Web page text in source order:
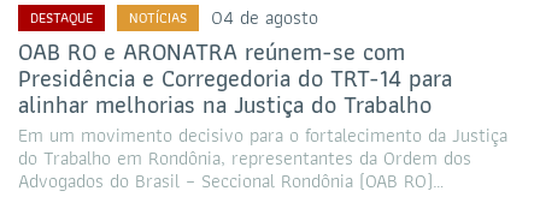
DESTAQUE NOTÍCIAS 04 de agosto
OAB RO e ARONATRA reúnem-se com
Presidência e Corregedoria do TRT-14 para
alinhar melhorias na Justiça do Trabalho
Em um movimento decisivo para o fortalecimento da Justiça
do Trabalho em Rondônia, representantes da Ordem dos
Advogados do Brasil – Seccional Rondônia (OAB RO)…